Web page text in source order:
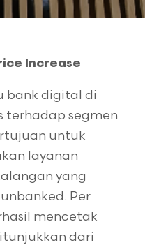
Increase
bank digital di
terhadap segmen
untuk
layanan
yang
Per
mencetak
dari